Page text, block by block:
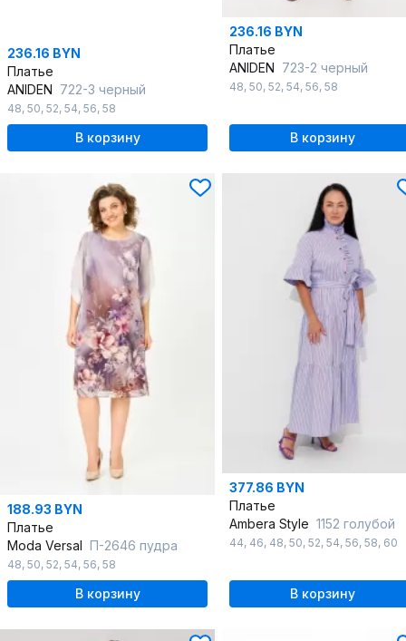
236.16 BYN
Платье
ANIDEN 722-3 черный
48, 50, 52, 54, 56, 58
В корзину
236.16 BYN
Платье
ANIDEN 723-2 черный
48, 50, 52, 54, 56, 58
В корзину
188.93 BYN
Платье
Moda Versal П-2646 пудра
48, 50, 52, 54, 56, 58
В корзину
377.86 BYN
Платье
Ambera Style 1152 голубой
44, 46, 48, 50, 52, 54, 56, 58, 60
В корзину